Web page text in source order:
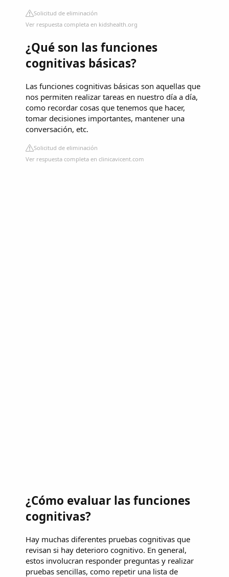
Solicitud de eliminación
Ver respuesta completa en kidshealth.org
¿Qué son las funciones
cognitivas básicas?
Las funciones cognitivas básicas son aquellas que
nos permiten realizar tareas en nuestro día a día,
como recordar cosas que tenemos que hacer,
tomar decisiones importantes, mantener una
conversación, etc.
Solicitud de eliminación
Ver respuesta completa en clinicavicent.com
¿Cómo evaluar las funciones
cognitivas?
Hay muchas diferentes pruebas cognitivas que
revisan si hay deterioro cognitivo. En general,
estos involucran responder preguntas y realizar
pruebas sencillas, como repetir una lista de